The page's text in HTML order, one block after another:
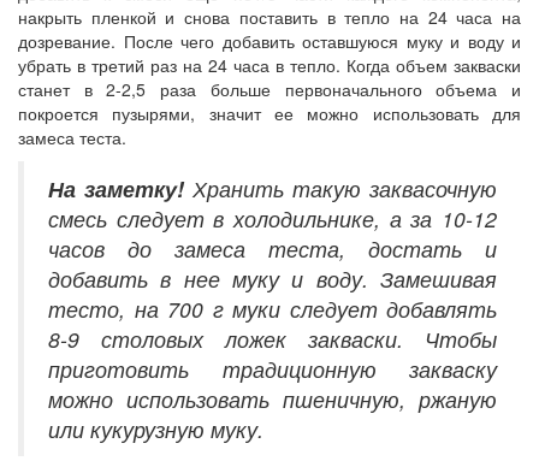
накрыть пленкой и снова поставить в тепло на 24 часа на
дозревание. После чего добавить оставшуюся муку и воду и
убрать в третий раз на 24 часа в тепло. Когда объем закваски
станет в 2-2,5 раза больше первоначального объема и
покроется пузырями, значит ее можно использовать для
замеса теста.
На заметку!Хранить такую заквасочную
смесь следует в холодильнике, а за 10-12
часов до замеса теста, достать и
добавить в нее муку и воду. Замешивая
тесто, на 700 г муки следует добавлять
8-9 столовых ложек закваски. Чтобы
приготовить традиционную закваску
можно использовать пшеничную, ржаную
или кукурузную муку.